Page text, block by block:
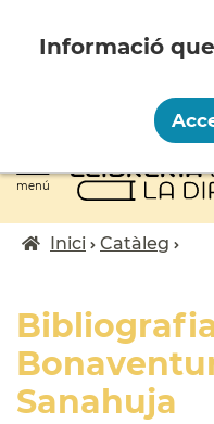
contingut
menú
Fil
Inici Catàleg
Sanahuja
personal amb les
Funcionalitat,
Més informació
Canviar preferències